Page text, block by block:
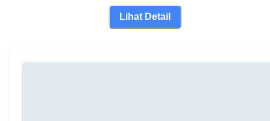
di Go Food dan Grab Food. Meski hanya bertahan
bulan tidak lantas membuat founder pasrah begitu
yang berfokus pada kualitas premium dan harga yang
Lihat Detail